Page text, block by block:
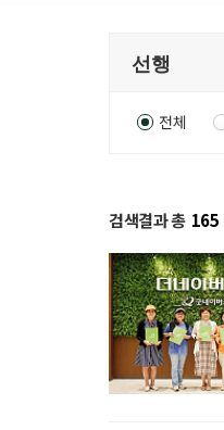
전체
검색결과 총 165